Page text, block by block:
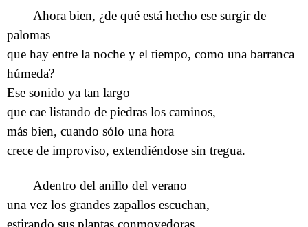
Ahora bien, ¿de qué está hecho ese surgir de
palomas
que hay entre la noche y el tiempo, como una barranca
húmeda?
Ese sonido ya tan largo
que cae listando de piedras los caminos,
más bien, cuando sólo una hora
crece de improviso, extendiéndose sin tregua.
Adentro del anillo del verano
una vez los grandes zapallos escuchan,